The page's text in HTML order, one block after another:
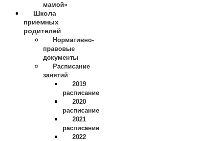
мамой»
Школа
приемных
родителей
Нормативно-
правовые
документы
Расписание
занятий
2019
расписание
2020
расписание
2021
расписание
2022